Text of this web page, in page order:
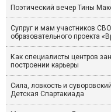
Поэтический вечер Тины
Супруг и мам участников
образовательного проекта
Как специалисты центров
построении карьеры
Сила, ловкость и
Детская Спартакиада